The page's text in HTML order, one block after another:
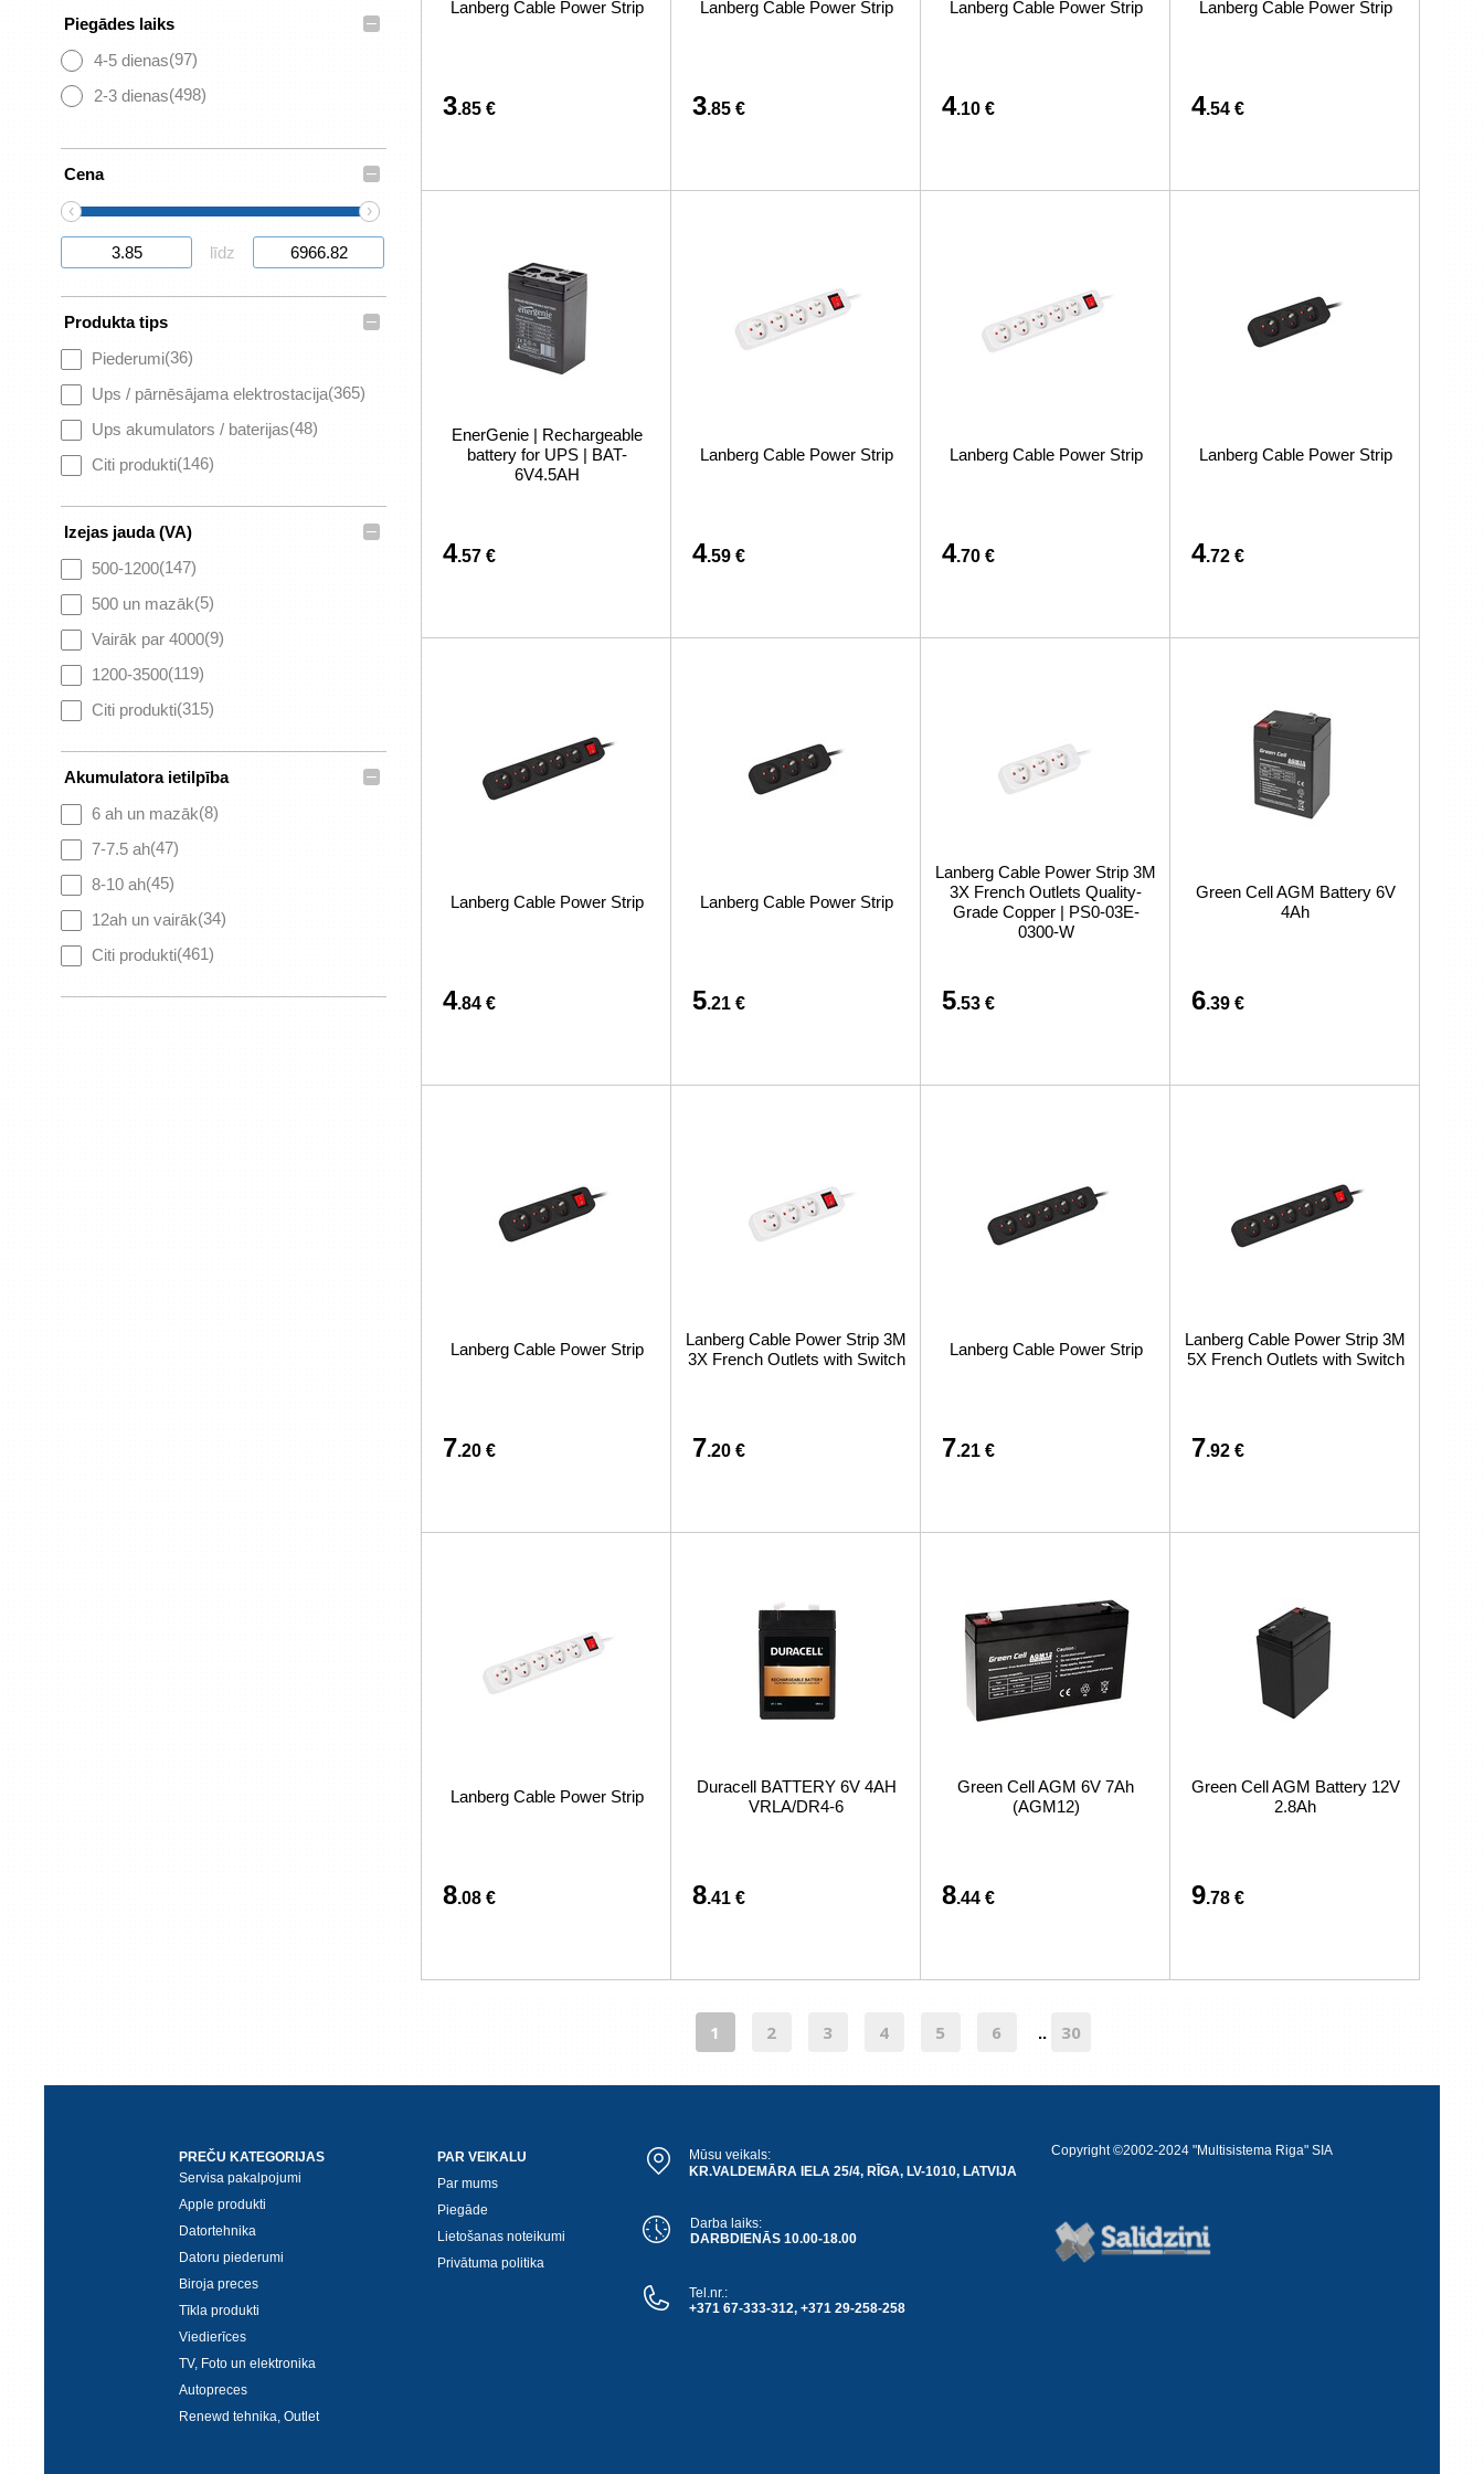
preču iegādi vai piegādi
Piegādes laiks
–
4-5 dienas(97)
2-3 dienas(498)
Cena
–
‹
›
līdz
Produkta tips
–
Piederumi(36)
Ups / pārnēsājama elektrostacija(365)
Ups akumulators / baterijas(48)
Citi produkti(146)
Izejas jauda (​VA)
–
500-1200(147)
500 un mazāk(5)
Vairāk par 4000(9)
1200-3500(119)
Citi produkti(315)
Akumulatora ietilpība
–
6 ah un mazāk(8)
7-7.5 ah(47)
8-10 ah(45)
12ah un vairāk(34)
Citi produkti(461)
Lanberg Cable Power Strip
3.85 €
Lanberg Cable Power Strip
3.85 €
Lanberg Cable Power Strip
4.10 €
Lanberg Cable Power Strip
4.54 €
EnerGenie | Rechargeable
battery for UPS | BAT-
6V4.5AH
4.57 €
Lanberg Cable Power Strip
4.59 €
Lanberg Cable Power Strip
4.70 €
Lanberg Cable Power Strip
4.72 €
Lanberg Cable Power Strip
4.84 €
Lanberg Cable Power Strip
5.21 €
Lanberg Cable Power Strip 3M
3X French Outlets Quality-
Grade Copper | PS0-03E-
0300-W
5.53 €
Green Cell AGM Battery 6V
4Ah
6.39 €
Lanberg Cable Power Strip
7.20 €
Lanberg Cable Power Strip 3M
3X French Outlets with Switch
7.20 €
Lanberg Cable Power Strip
7.21 €
Lanberg Cable Power Strip 3M
5X French Outlets with Switch
7.92 €
Lanberg Cable Power Strip
8.08 €
Duracell BATTERY 6V 4AH
VRLA/DR4-6
8.41 €
Green Cell AGM 6V 7Ah
(AGM12)
8.44 €
Green Cell AGM Battery 12V
2.8Ah
9.78 €
1 2 3 4 5 6 .. 30
PREČU KATEGORIJAS
Servisa pakalpojumi
Apple produkti
Datortehnika
Datoru piederumi
Biroja preces
Tīkla produkti
Viedierīces
TV, Foto un elektronika
Autopreces
Renewd tehnika, Outlet
PAR VEIKALU
Par mums
Piegāde
Lietošanas noteikumi
Privātuma politika
Mūsu veikals:
KR.VALDEMĀRA IELA 25/4, RĪGA, LV-1010, LATVIJA
Darba laiks:
DARBDIENĀS 10.00-18.00
Tel.nr.:
+371 67-333-312, +371 29-258-258
Copyright ©2002-2024 "Multisistema Riga" SIA